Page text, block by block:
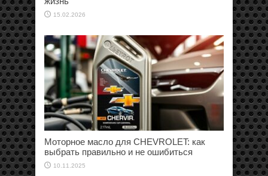
15.02.2026
Моторное масло для CHEVROLET: как
выбрать правильно и не ошибиться
10.11.2025